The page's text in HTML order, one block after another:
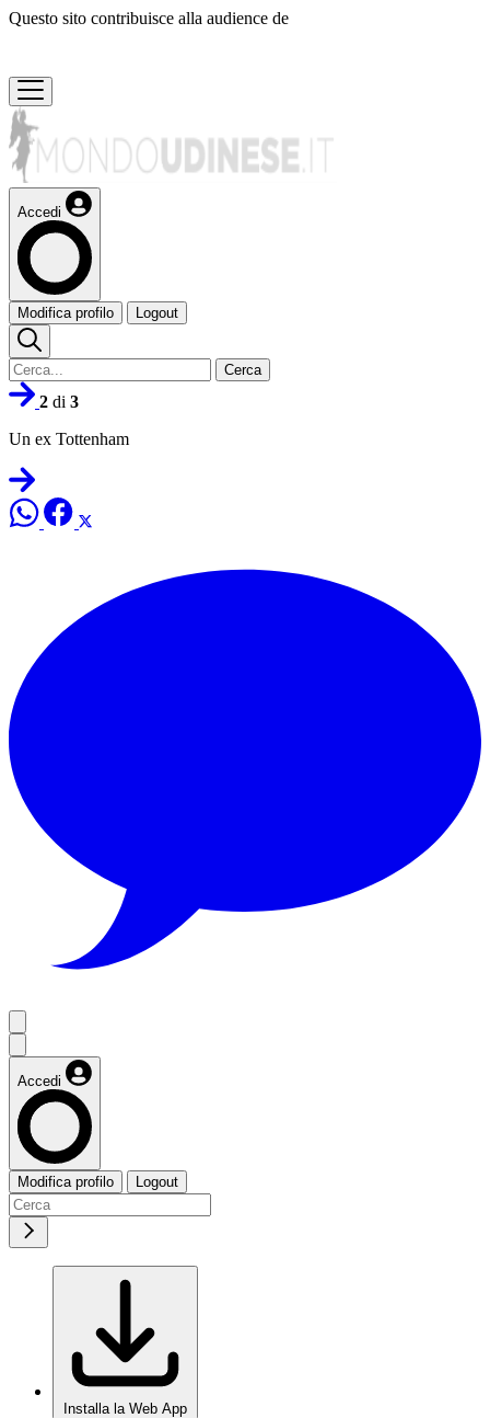
Questo sito contribuisce alla audience de
Accedi
Modifica profilo Logout
Cerca
2 di 3
Un ex Tottenham
Accedi
Modifica profilo Logout
Installa la Web App